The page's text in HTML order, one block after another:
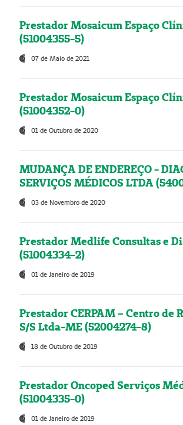
Prestador Mosaicum Espaço
(51004355-5)
07 de Maio de 2021
Prestador Mosaicum Espaço
(51004352-0)
01 de Outubro de 2020
MUDANÇA DE ENDEREÇO -
SERVIÇOS MÉDICOS LTDA
03 de Novembro de 2020
Prestador Medlife Consultas e
(51004334-2)
01 de Janeiro de 2019
Prestador CERPAM – Centro de
S/S Ltda-ME (52004274-8)
18 de Outubro de 2019
Prestador Oncoped Serviços
(51004335-0)
01 de Janeiro de 2019